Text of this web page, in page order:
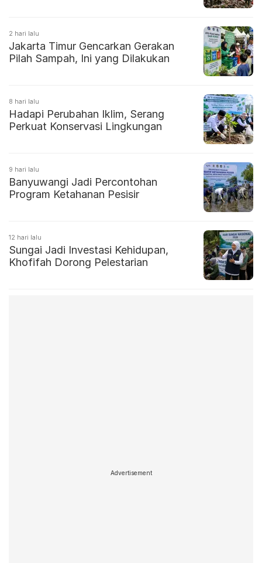
2 hari lalu
Jakarta Timur Gencarkan Gerakan
Pilah Sampah, Ini yang Dilakukan
8 hari lalu
Hadapi Perubahan Iklim, Serang
Perkuat Konservasi Lingkungan
9 hari lalu
Banyuwangi Jadi Percontohan
Program Ketahanan Pesisir
12 hari lalu
Sungai Jadi Investasi Kehidupan,
Khofifah Dorong Pelestarian
Advertisement